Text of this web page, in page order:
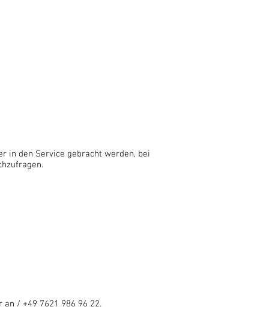
in den Service gebracht werden, bei
an / +49 7621 986 96 22.